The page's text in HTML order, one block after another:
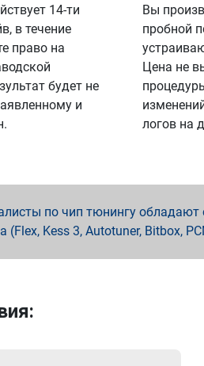
14-ти
в течение
право на
будет не
и
Вы
пробной
Цена не
логов на
по чип тюнингу
(Flex, Kess 3, Autotuner, Bitbox,